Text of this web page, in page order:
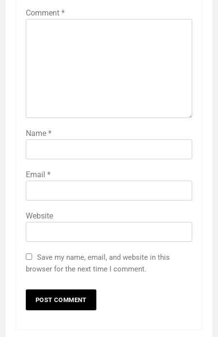
Comment *
Name *
Email *
Website
Save my name, email, and website in this
browser for the next time I comment.